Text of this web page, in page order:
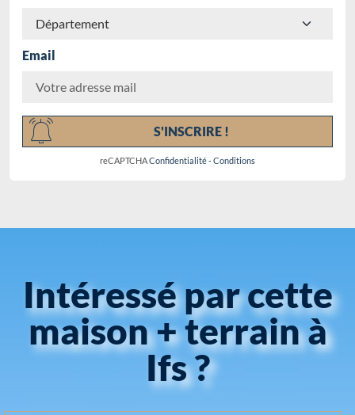
Email
S'INSCRIRE !
reCAPTCHAConfidentialité-Conditions
Intéressé par cette
maison + terrain à
Ifs ?